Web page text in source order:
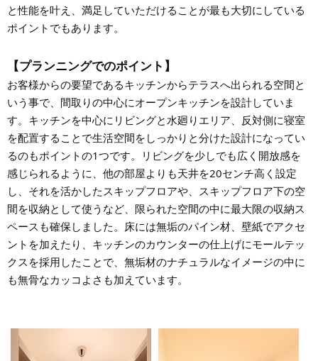
と性能を叶え、満足していただけることが最も大切にしている
ポイントでもあります。
【プランニングでのポイント】
お客様からの要望であるキッチンからテラスへ出られる空間と
いう事で、間取りの中心にオープンキッチンを設計していま
す。キッチンを中心にリビングと水廻りエリア、反対側に寝室
を配置することで生活空間をしっかりと分けた設計になってい
るのもポイントの1つです。リビングを少しでも広く開放感を
感じられるように、他の部屋よりも天井を20センチ高く設定
し、それを活かしたスキップフロアや、スキップフロア下の空
間を収納として使うなど、限られた空間の中に最大限の収納ス
ペースも確保しました。床には無垢のパイン材、壁紙でアクセ
ントを加えたり、キッチンのカウンターの仕上げにモールテッ
クスを採用したことで、無垢材のナチュラルなイメージの中に
も無骨なカッコよさも加えています。